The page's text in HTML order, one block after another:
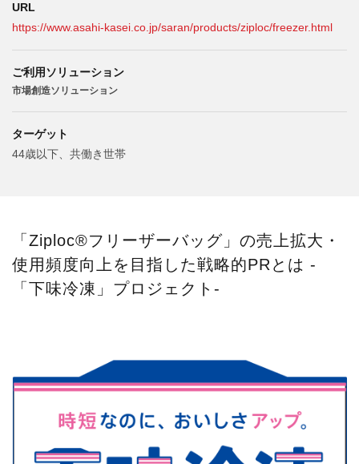
URL
https://www.asahi-kasei.co.jp/saran/products/ziploc/freezer.html
ご利用ソリューション
市場創造ソリューション
ターゲット
44歳以下、共働き世帯
「Ziploc®フリーザーバッグ」の売上拡大・
使用頻度向上を目指した戦略的PRとは ‐
「下味冷凍」プロジェクト‐